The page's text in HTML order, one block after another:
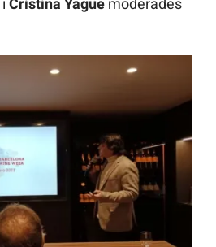
i Cristina Yagüe moderades